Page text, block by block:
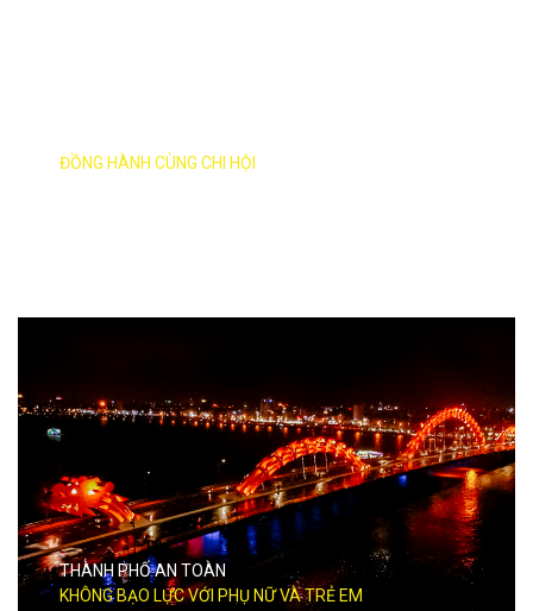
ĐỒNG HÀNH CÙNG CHI HỘI
THÀNH PHỐ AN TOÀN
KHÔNG BẠO LỰC VỚI PHỤ NỮ VÀ TRẺ EM